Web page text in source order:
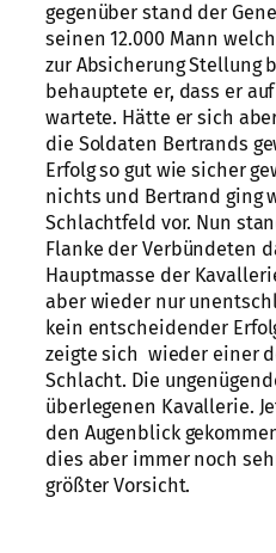
gegenüber stand der
seinen 12.000 Mann
zur Absicherung Stellung
behauptete er, dass er
wartete. Hätte er sich
die Soldaten Bertrands
Erfolg so gut wie sicher
nichts und Bertrand ging
Schlachtfeld vor. Nun
Flanke der Verbündeten
Hauptmasse der
aber wieder nur
kein entscheidender
zeigte sich wieder einer
Schlacht. Die
überlegenen Kavallerie.
den Augenblick
dies aber immer noch
größter Vorsicht.